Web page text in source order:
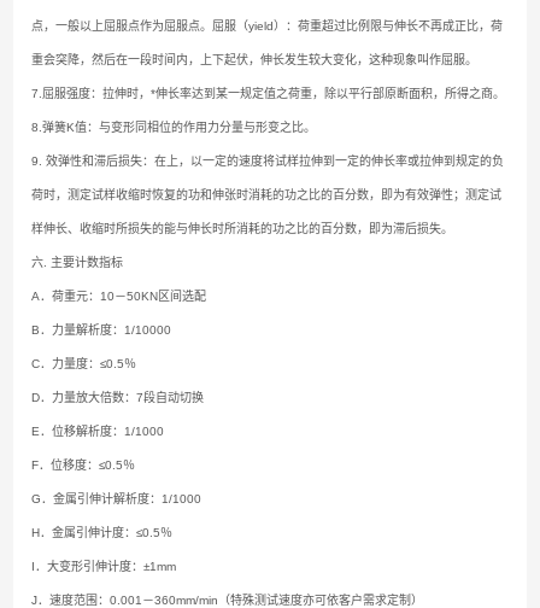
点，一般以上屈服点作为屈服点。 屈服（yield）：荷重超过比例限与伸长不再成正比，荷
重会突降，然后在一段时间内， 上下起伏，伸长发生较大变化，这种现象叫作屈服。
7.屈服强度：拉伸时，*伸长率达到某一规定值之荷重，除以平行部原断面积，所得之商。
8.弹簧K值：与变形同相位的作用力分量与形变之比。
9. 效弹性和滞后损失：在上，以一定的速度将试样拉伸到一定的伸长率或拉伸到规定的负
荷时，测定试样收缩时恢复的功和伸张时消耗的功之比的百分数，即为有效弹性；测定试
样伸长、收缩时所损失的能与伸长时所消耗的功之比的百分数，即为滞后损失。
六. 主要计数指标
A．荷重元：10－50KN区间选配
B．力量解析度：1/10000
C．力量度：≤0.5％
D．力量放大倍数：7段自动切换
E．位移解析度：1/1000
F．位移度：≤0.5％
G．金属引伸计解析度：1/1000
H．金属引伸计度：≤0.5％
I．大变形引伸计度：±1mm
J．速度范围：0.001－360mm/min（特殊测试速度亦可依客户需求定制）